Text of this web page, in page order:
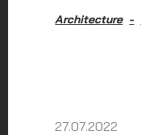
Architecture
27.07.2022